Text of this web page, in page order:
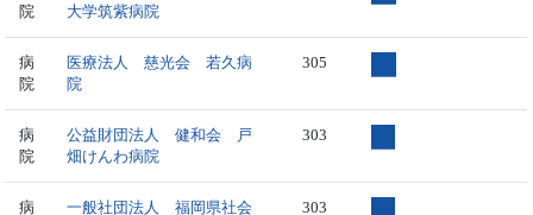
院
大学筑紫病院
病
院
医療法人 慈光会 若久病
院
305
病
院
公益財団法人 健和会 戸
畑けんわ病院
303
病
一般社団法人 福岡県社会
303